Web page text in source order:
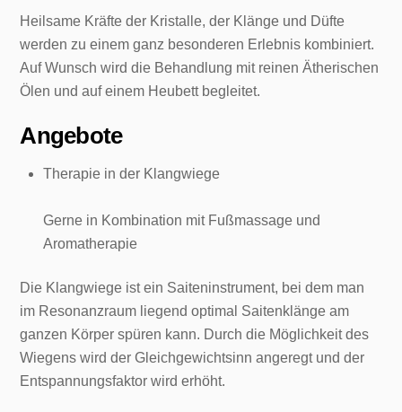
Heilsame Kräfte der Kristalle, der Klänge und Düfte
werden zu einem ganz besonderen Erlebnis kombiniert.
Auf Wunsch wird die Behandlung mit reinen Ätherischen
Ölen und auf einem Heubett begleitet.
Angebote
Therapie in der Klangwiege
Gerne in Kombination mit Fußmassage und
Aromatherapie
Die Klangwiege ist ein Saiteninstrument, bei dem man
im Resonanzraum liegend optimal Saitenklänge am
ganzen Körper spüren kann. Durch die Möglichkeit des
Wiegens wird der Gleichgewichtsinn angeregt und der
Entspannungsfaktor wird erhöht.